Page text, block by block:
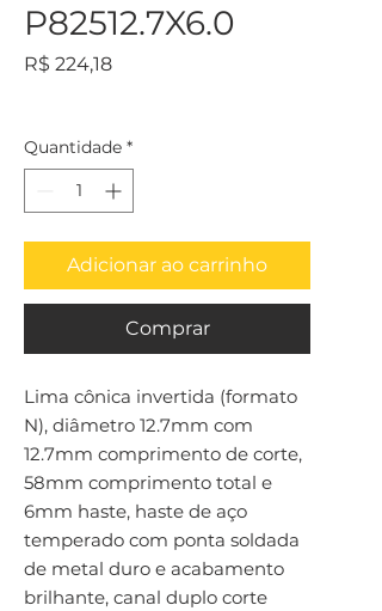
P82512.7X6.0
R$ 224,18Preço
Quantidade *
Adicionar ao carrinho
Comprar
Lima cônica invertida (formato
N), diâmetro 12.7mm com
12.7mm comprimento de corte,
58mm comprimento total e
6mm haste, haste de aço
temperado com ponta soldada
de metal duro e acabamento
brilhante, canal duplo corte